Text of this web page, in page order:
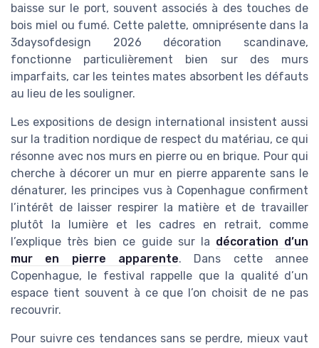
baisse sur le port, souvent associés à des touches de
bois miel ou fumé. Cette palette, omniprésente dans la
3daysofdesign 2026 décoration scandinave,
fonctionne particulièrement bien sur des murs
imparfaits, car les teintes mates absorbent les défauts
au lieu de les souligner.
Les expositions de design international insistent aussi
sur la tradition nordique de respect du matériau, ce qui
résonne avec nos murs en pierre ou en brique. Pour qui
cherche à décorer un mur en pierre apparente sans le
dénaturer, les principes vus à Copenhague confirment
l’intérêt de laisser respirer la matière et de travailler
plutôt la lumière et les cadres en retrait, comme
l’explique très bien ce guide sur la décoration d’un
mur en pierre apparente. Dans cette annee
Copenhague, le festival rappelle que la qualité d’un
espace tient souvent à ce que l’on choisit de ne pas
recouvrir.
Pour suivre ces tendances sans se perdre, mieux vaut